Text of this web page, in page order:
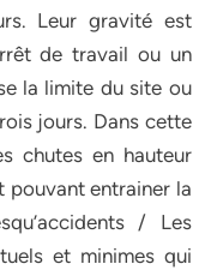
Leur gravité est
de travail ou un
la limite du site ou
jours. Dans cette
chutes en hauteur
pouvant entrainer la
/ Les
et minimes qui